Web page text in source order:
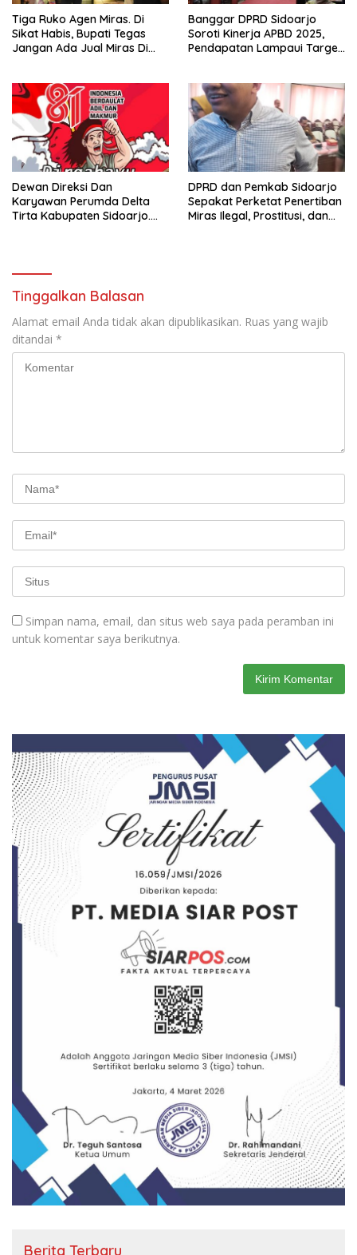
Tiga Ruko Agen Miras. Di
Sikat Habis, Bupati Tegas
Jangan Ada Jual Miras Di
Banggar DPRD Sidoarjo
Soroti Kinerja APBD 2025,
Pendapatan Lampaui Target
Dewan Direksi Dan
Karyawan Perumda Delta
Tirta Kabupaten Sidoarjo.
Agustus Tahun 2026
DPRD dan Pemkab Sidoarjo
Sepakat Perketat Penertiban
Miras Ilegal, Prostitusi, dan
Tinggalkan Balasan
Alamat email Anda tidak akan dipublikasikan. Ruas yang wajib
ditandai *
Simpan nama, email, dan situs web saya pada peramban ini
untuk komentar saya berikutnya.
Berita Terbaru